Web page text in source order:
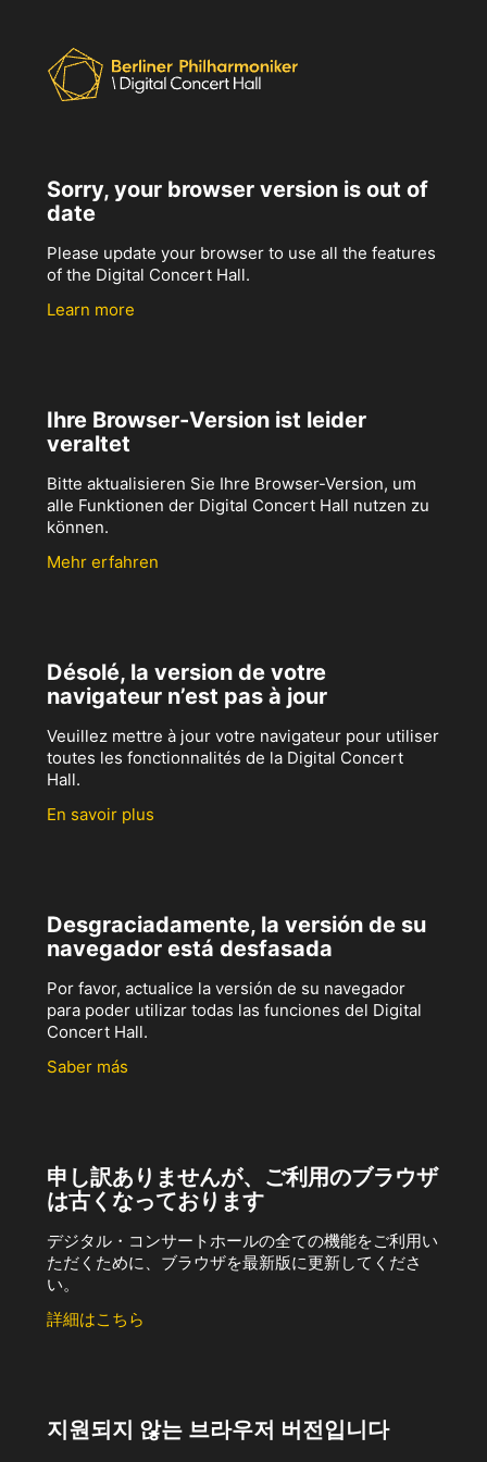
Sorry, your browser version is out of
date
Please update your browser to use all the features
of the Digital Concert Hall.
Learn more
Ihre Browser-Version ist leider
veraltet
Bitte aktualisieren Sie Ihre Browser-Version, um
alle Funktionen der Digital Concert Hall nutzen zu
können.
Mehr erfahren
Désolé, la version de votre
navigateur n’est pas à jour
Veuillez mettre à jour votre navigateur pour utiliser
toutes les fonctionnalités de la Digital Concert
Hall.
En savoir plus
Desgraciadamente, la versión de su
navegador está desfasada
Por favor, actualice la versión de su navegador
para poder utilizar todas las funciones del Digital
Concert Hall.
Saber más
申し訳ありませんが、ご利用のブラウザ
は古くなっております
デジタル・コンサートホールの全ての機能をご利用い
ただくために、ブラウザを最新版に更新してくださ
い。
詳細はこちら
지원되지 않는 브라우저 버전입니다